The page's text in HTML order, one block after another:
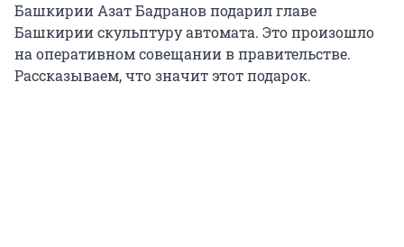
Башкирии Азат Бадранов подарил главе
Башкирии скульптуру автомата. Это произошло
на оперативном совещании в правительстве.
Рассказываем, что значит этот подарок.